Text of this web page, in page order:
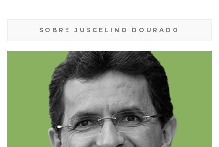
SOBRE JUSCELINO DOURADO